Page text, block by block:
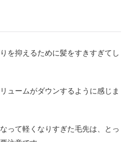
を抑えるために髪をすきすぎてし
ュームがダウンするように感じま
って軽くなりすぎた毛先は、とっ